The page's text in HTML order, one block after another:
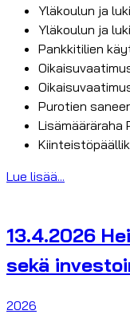
Yläkoulun ja
Yläkoulun ja
Pankkitilien
Purotien
Lisämääräraha
Lue lisää...
13.4.2026
sekä
2026